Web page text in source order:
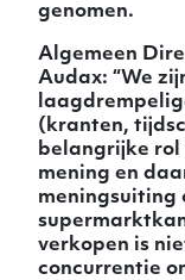
genomen.
Algemeen
Audax: “We
(kranten,
belangrijke rol
mening en
meningsuiting
verkopen is
concurrentie